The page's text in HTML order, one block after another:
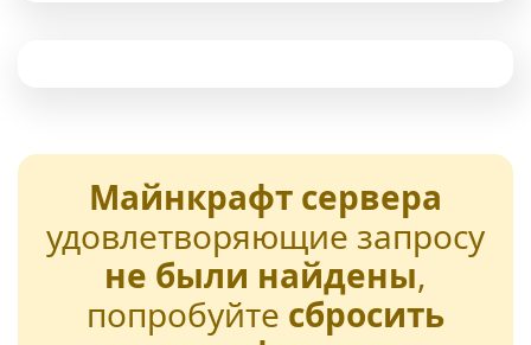
Майнкрафт сервера
удовлетворяющие запросу
не были найдены,
попробуйте сбросить